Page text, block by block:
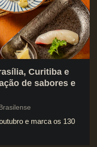
Curitiba e
de sabores e
e marca os 130